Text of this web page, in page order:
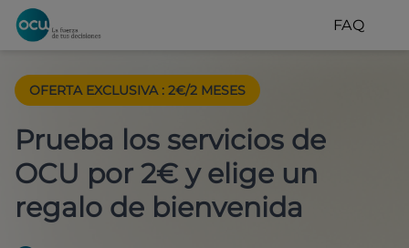
FAQ
OFERTA EXCLUSIVA : 2€/2 MESES
Prueba los servicios de
OCU por 2€ y elige un
regalo de bienvenida